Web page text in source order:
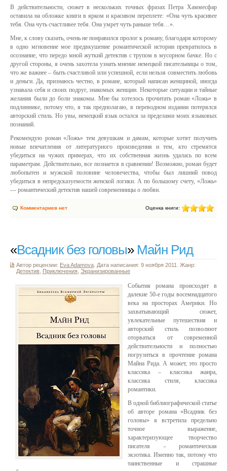
В действительности, сюжет в нескольких точных фразах Петра Хаммесфар
оставила на обложке книги в ярком и красивом переплете: «Она чуть красивее
тебя. Она чуть счастливее тебя. Она умрет чуть раньше тебя…».
Мне, к слову сказать, очень не понравился пролог к роману, благодаря которому
в одно мгновение мое предвкушение романтической истории превратилось в
осознание, что передо мной жуткий детектив с трупом в мусорном бачке. Но с
другой стороны, я очень захотела узнать мнение немецкой писательницы о том,
что же важнее – быть счастливой или успешной, если нельзя совместить любовь
и деньги. Да, признаюсь честно, в романе, который написан женщиной, иногда
узнавала себя и своих подруг, знакомых женщин. Некоторые ситуации и тайные
желания были до боли знакомы. Мне бы хотелось прочитать роман «Ложь» в
подлиннике, потому что, я так предполагаю, в переводном издании потерялся
авторский стиль. Но увы, немецкий язык остался за пределами моих языковых
познаний.
Рекомендую роман «Ложь» тем девушкам и дамам, которые хотят получить
новые впечатления от литературного произведения и тем, кто стремятся
убедиться на чужих примерах, что их собственная жизнь удалась по всем
параметрам. Действительно, все познается в сравнении! Возможно, роман будет
любопытен и мужской половине человечества, чтобы был лишний повод
убедиться в непредсказуемости женской логики. А по большому счету, «Ложь»
— романтический детектив нашей современницы о любви.
Комментариев нет Оценка книги:
«Всадник без головы» Майн Рид
Автор рецензии: Eva Adamova . Дата написания: 9 ноября 2011. Жанр:
Детектив Приключения Экранизированные
События романа происходят в
далекие 50-е годы восемнадцатого
века на просторах Америки. Но
захватывающий сюжет,
увлекательные путешествия и
авторский стиль позволяют
оторваться от современной
действительности и полностью
погрузиться в прочтение романа
Майна Рида. А может, это просто
классика – классика жанра,
классика стиля, классика
романтики.
В одной библиографической статье
об авторе романа «Всадник без
головы» я встретила предельно
точное выражение,
характеризующее творчество
писателя – романтическая
экзотика. Именно так, потому что
таинственные и страшные